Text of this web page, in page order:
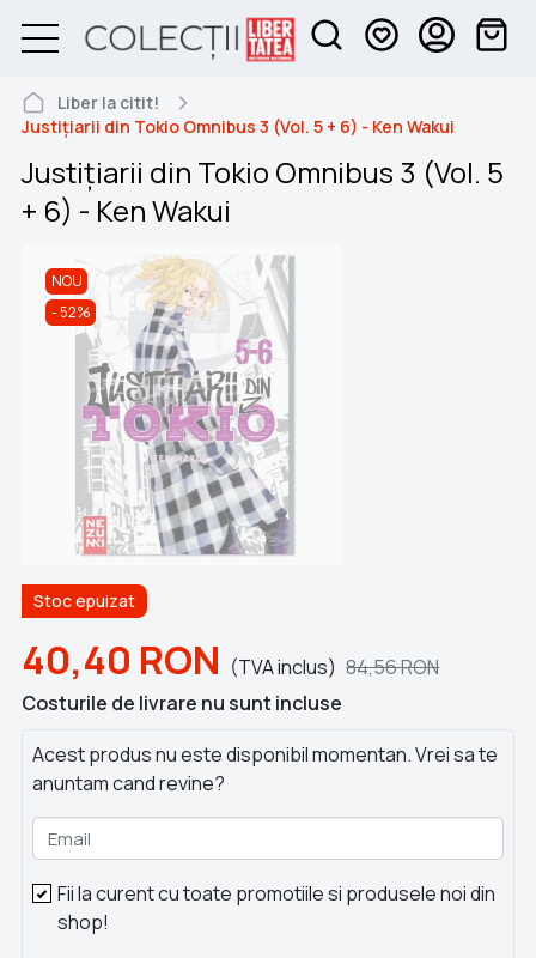
Liber la citit!
Justițiarii din Tokio Omnibus 3 (Vol. 5 + 6) - Ken Wakui
Justițiarii din Tokio Omnibus 3 (Vol. 5
+ 6) - Ken Wakui
NOU
52%
Stoc epuizat
40,40 RON (TVA inclus) 84,56RON
Costurile de livrare nu sunt incluse
Acest produs nu este disponibil momentan. Vrei sa te
anuntam cand revine?
Email
Fii la curent cu toate promotiile si produsele noi din
shop!